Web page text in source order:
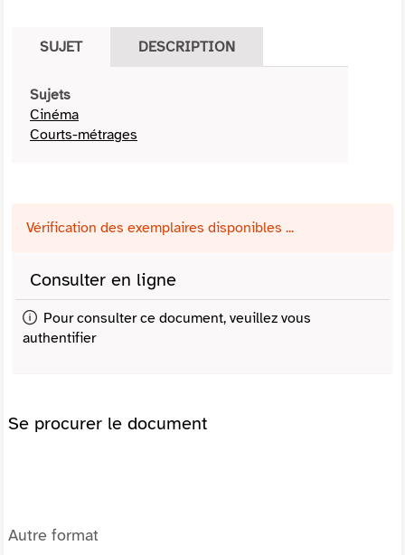
SUJET DESCRIPTION
Sujets
Cinéma
Courts-métrages
Vérification des exemplaires disponibles ...
Consulter en ligne
Pour consulter ce document, veuillez vous
authentifier
Se procurer le document
Autre format